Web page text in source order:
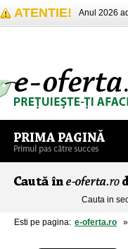
ATENTIE! Anul 2026
Cauta in
Esti pe pagina: e-oferta.ro »